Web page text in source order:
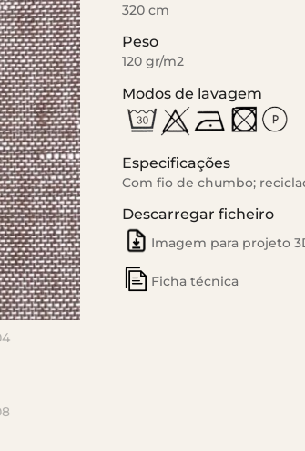
320 cm
Peso
120 gr/m2
Modos de lavagem
Especificações
Com fio de chumbo;
Descarregar ficheiro
Imagem para projeto
Ficha técnica